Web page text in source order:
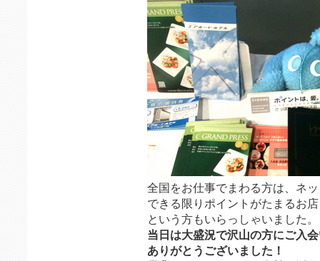
全国をお仕事でまわる方は、ネ
できる限りポイントがたまるお
という方もいらっしゃいました。
当日は大盛況で沢山の方にご入
ありがとうございました！